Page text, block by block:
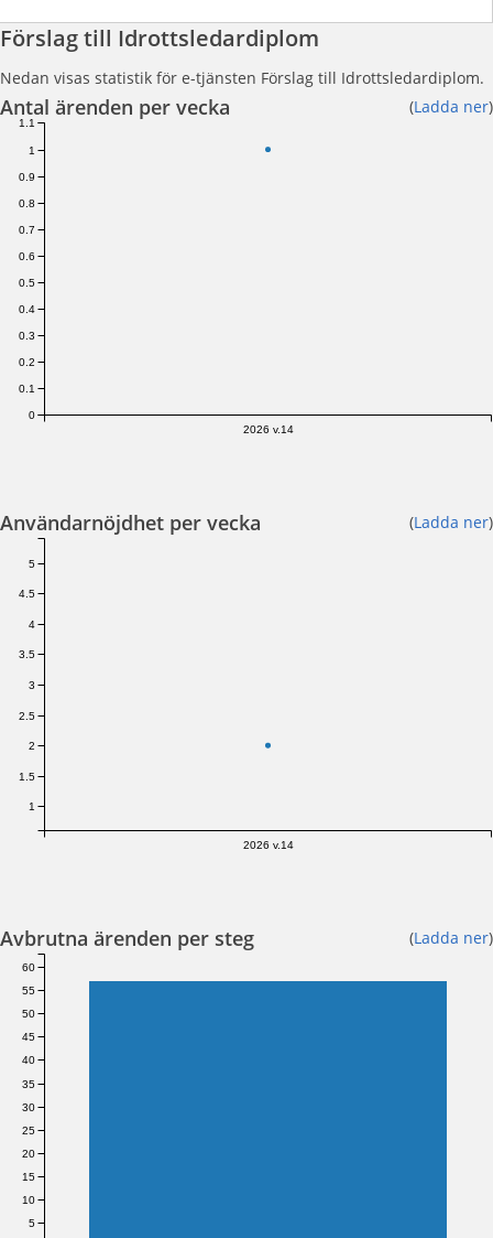
Förslag till Idrottsledardiplom
Nedan visas statistik för e-tjänsten Förslag till Idrottsledardiplom.
Antal ärenden per vecka (Ladda ner)
2026 v.14
0
0.1
0.2
0.3
0.4
0.5
0.6
0.7
0.8
0.9
1
1.1
Användarnöjdhet per vecka (Ladda ner)
2026 v.14
1
2
1.5
2.5
3
3.5
4
4.5
5
Avbrutna ärenden per steg (Ladda ner)
5
10
15
20
25
30
35
40
45
50
55
60